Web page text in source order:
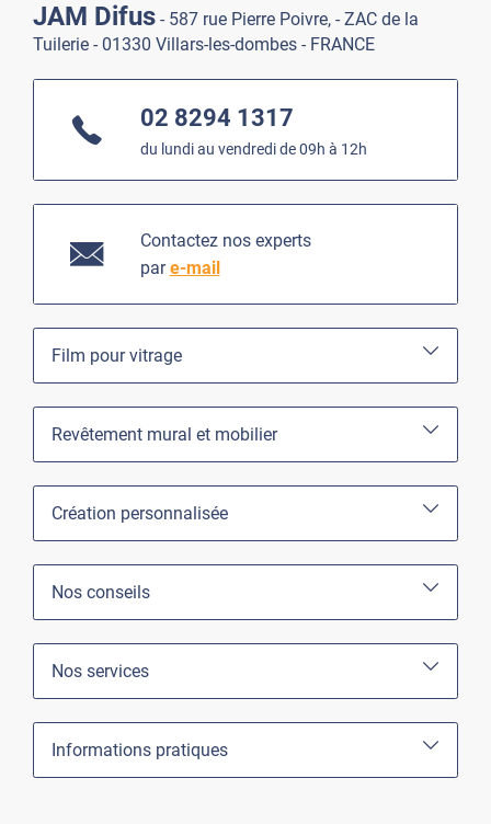
JAM Difus - 587 rue Pierre Poivre, - ZAC de la
Tuilerie - 01330 Villars-les-dombes - FRANCE
02 8294 1317
du lundi au vendredi de 09h à 12h
Contactez nos experts
pare-mail
Film pour vitrage
Revêtement mural et mobilier
Création personnalisée
Nos conseils
Nos services
Informations pratiques